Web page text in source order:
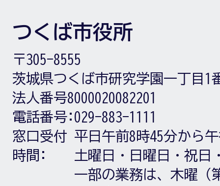
つくば市役所
〒305-8555
茨城県つくば市研究学園一丁目1
法人番号8000020082201
電話番号: 029-883-1111
窓口受付
時間:
平日午前8時45分から
土曜日・日曜日・祝日
一部の業務は、木曜（